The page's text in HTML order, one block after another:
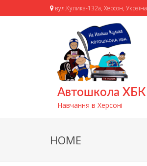
вул.Кулика-132а, Херсон, Україна
Автошкола ХБК
Навчання в Херсоні
HOME